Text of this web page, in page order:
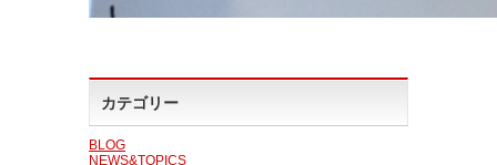
カテゴリー
BLOG
NEWS&TOPICS